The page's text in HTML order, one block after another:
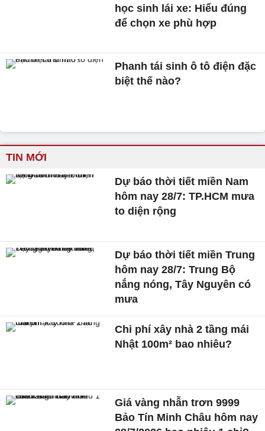
học sinh lái xe: Hiểu đúng
để chọn xe phù hợp
Phanh tái sinh ô tô điện đặc
biệt thế nào?
TIN MỚI
Dự báo thời tiết miền Nam
hôm nay 28/7: TP.HCM mưa
to diện rộng
Dự báo thời tiết miền Trung
hôm nay 28/7: Trung Bộ
nắng nóng, Tây Nguyên có
mưa
Chi phí xây nhà 2 tầng mái
Nhật 100m² bao nhiêu?
Giá vàng nhẫn trơn 9999
Bảo Tín Minh Châu hôm nay